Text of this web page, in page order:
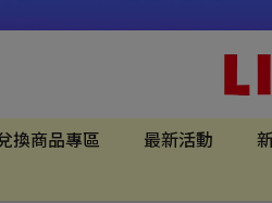
換商品專區 最新活動